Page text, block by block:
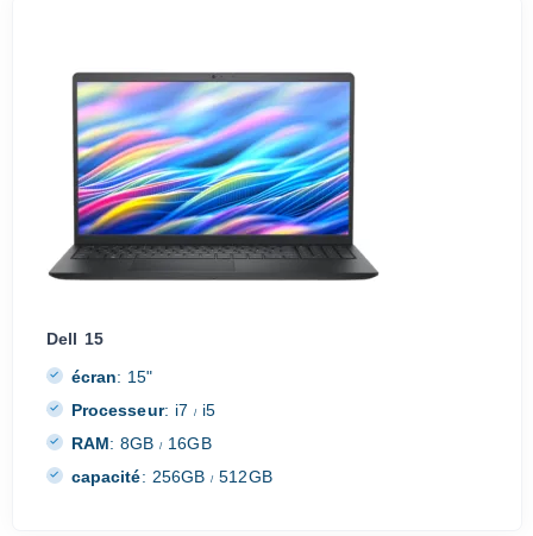
Dell 15
écran: 15"
Processeur: i7/ i5
RAM: 8GB/ 16GB
capacité: 256GB/ 512GB